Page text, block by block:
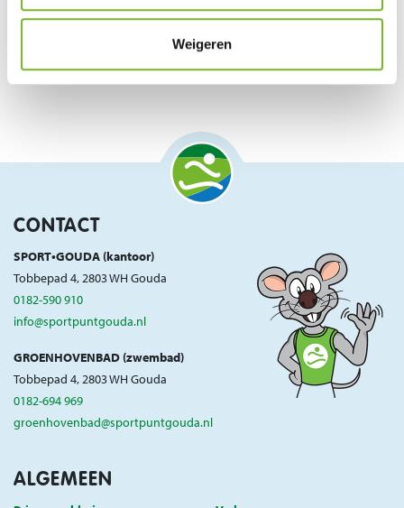
Weigeren
Tijd: 11:30 – 12:30 uur
Ontmoetingscentrum
CONTACT
SPORT•GOUDA (kantoor)
Tobbepad 4, 2803 WH Gouda
0182-590 910
info@sportpuntgouda.nl
GROENHOVENBAD (zwembad)
Tobbepad 4, 2803 WH Gouda
0182-694 969
groenhovenbad@sportpuntgouda.nl
ALGEMEEN